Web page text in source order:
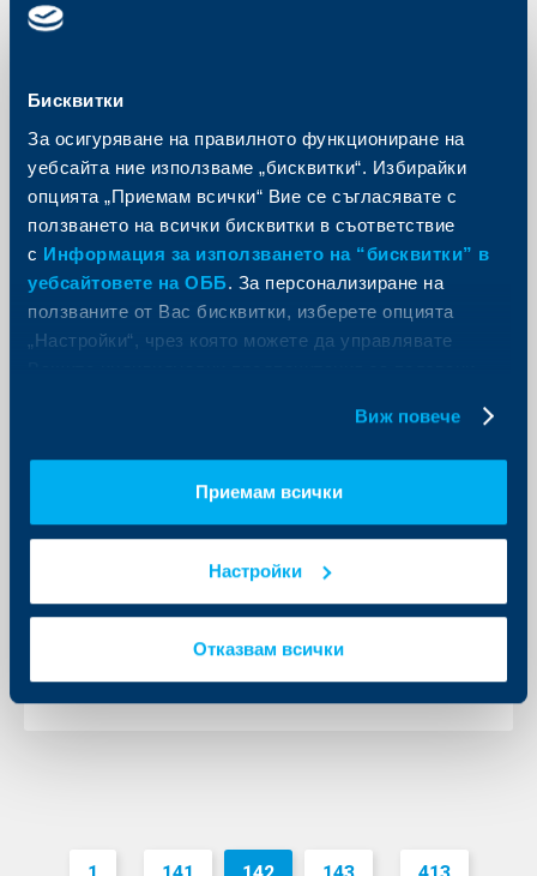
Бисквитки
За осигуряване на правилното функциониране на
уебсайта ние използваме „бисквитки“. Избирайки
опцията „Приемам всички“ Вие се съгласявате с
ползването на всички бисквитки в съответствие
с Информация за използването на “бисквитки” в
уебсайтовете на ОББ. За персонализиране на
ползваните от Вас бисквитки, изберете опцията
„Настройки“, чрез която можете да управлявате
Виж повече
Приемам всички
Настройки
Отказвам всички
ОББ стартира изпращането на
регулярни отчети към своите
клиенти с финансови инструменти
29 април 2021
ОББ се включва в инициативата
„Ден за акции“ 2021
клиенти на ОББ, ще могат да направят покупко-
посредници и институции
Още